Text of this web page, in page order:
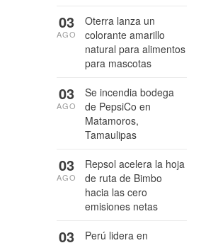
Oterra lanza un
colorante amarillo
natural para alimentos
para mascotas
03
AGO
Se incendia bodega
de PepsiCo en
Matamoros,
Tamaulipas
03
AGO
Repsol acelera la hoja
de ruta de Bimbo
hacia las cero
emisiones netas
03
AGO
Perú lidera en
03